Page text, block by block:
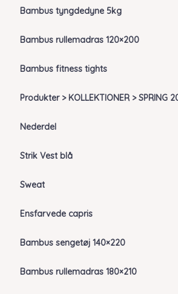
Bambus tyngdedyne 5kg
Bambus rullemadras 120×200
Bambus fitness tights
Produkter > KOLLEKTIONER > SPRING
Nederdel
Strik Vest blå
Sweat
Ensfarvede capris
Bambus sengetøj 140×220
Bambus rullemadras 180×210